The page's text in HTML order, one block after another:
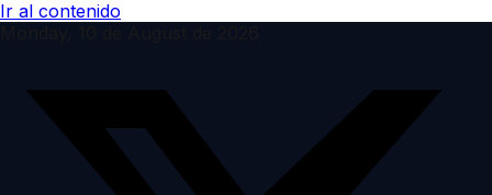
Ir al contenido